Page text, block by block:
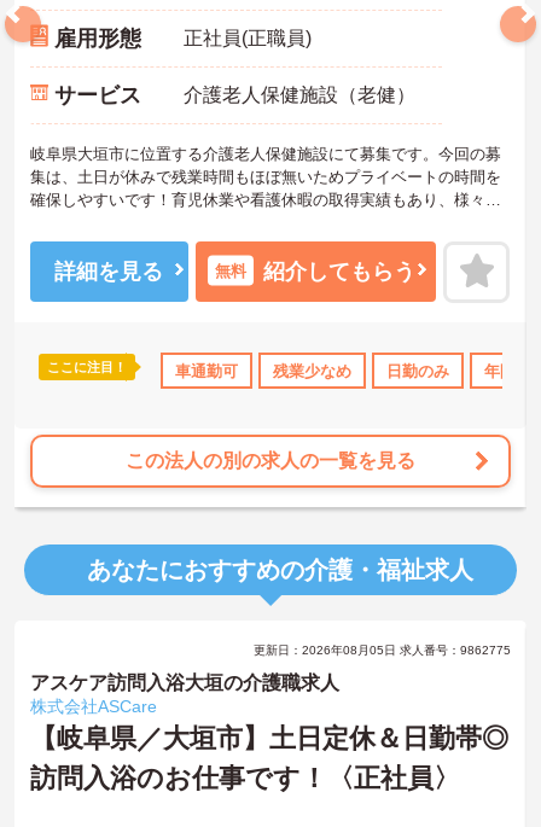
格OK 産休･育休･介護休暇取得実績あり
雇用形態 正社員(正職員)
サービス 介護老人保健施設（老健）
岐阜県大垣市に位置する介護老人保健施設にて募集です。今回の募
集は、土日が休みで残業時間もほぼ無いためプライベートの時間を
確保しやすいです！育児休業や看護休暇の取得実績もあり、様々な
方は面接のポイントをお伝えしますので、お気軽にお問い合わせく
ださい。
詳細を見る 無料 紹介してもらう
ここに注目！ 車通勤可 残業少なめ 日勤のみ 年間休
この法人の別の求人の一覧を見る
あなたにおすすめの介護・福祉求人
更新日：2026年08月05日 求人番号：9862775
アスケア訪問入浴大垣の介護職求人
株式会社ASCare
【岐阜県／大垣市】土日定休＆日勤帯◎
訪問入浴のお仕事です！〈正社員〉